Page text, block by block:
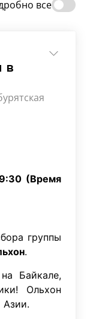
все
в
(Время
группы
.
Байкале,
Ольхон
Азии.